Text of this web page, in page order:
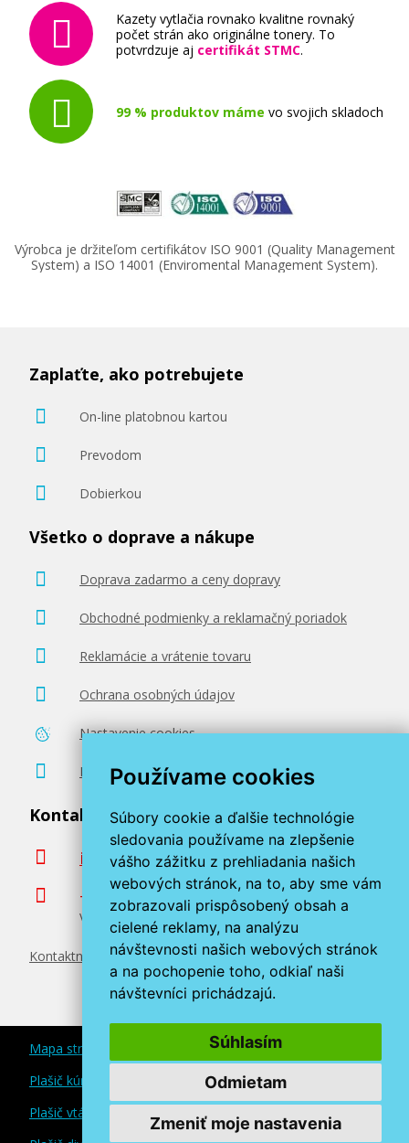
Používame cookies
Súbory cookie a ďalšie technológie
sledovania používame na zlepšenie
vášho zážitku z prehliadania našich
webových stránok, na to, aby sme vám
zobrazovali prispôsobený obsah a
cielené reklamy, na analýzu
návštevnosti našich webových stránok
a na pochopenie toho, odkiaľ naši
návštevníci prichádzajú.
Súhlasím
Odmietam
Zmeniť moje nastavenia
Kazety vytlačia rovnako kvalitne rovnaký
počet strán ako originálne tonery. To
potvrdzuje aj certifikát STMC.
99 % produktov máme vo svojich skladoch
Výrobca je držiteľom certifikátov ISO 9001 (Quality Management
System) a ISO 14001 (Enviromental Management System).
Zaplaťte, ako potrebujete
On-line platobnou kartou
Prevodom
Dobierkou
Všetko o doprave a nákupe
Doprava zadarmo a ceny dopravy
Obchodné podmienky a reklamačný poriadok
Reklamácie a vrátenie tovaru
Ochrana osobných údajov
Nastavenie cookies
Poradenstvo zadarmo
Kontaktujte nás
info@miroluk.sk
+420 377 222 313
Volajte v pracovné dni od 8. do 17. hod.
Kontaktné údaje
Mapa stránok
Plašič kún a myší
Plašič vtákov